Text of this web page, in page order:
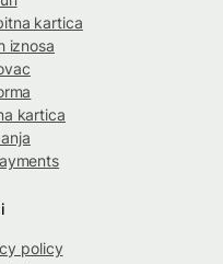
kartica
iznosa
kartica
policy